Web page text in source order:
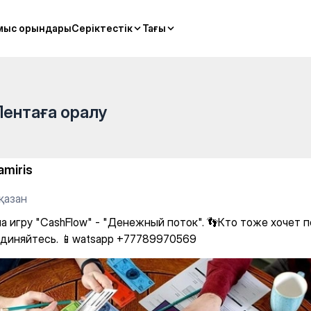
орындарыСеріктестік Тағы
орындарыСеріктестік Тағы
поток". 👣Кто
оралу
игру "CashFlow" - "Денежный поток". 👣Кто тоже хочет
📱watsapp +77789970569